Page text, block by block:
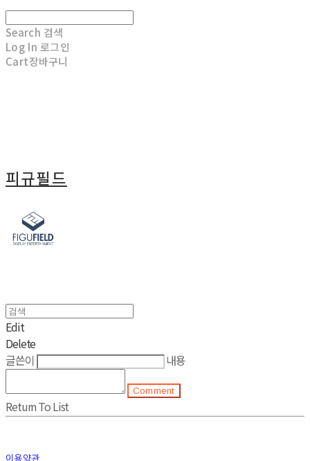
Search 검색
Log In 로그인
Cart장바구니
피규필드
Edit
Delete
글쓴이
내용
Comment
Return To List
이용약관